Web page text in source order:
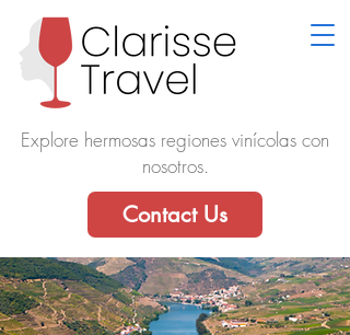
Explore hermosas regiones vinícolas con
nosotros.
Contact Us